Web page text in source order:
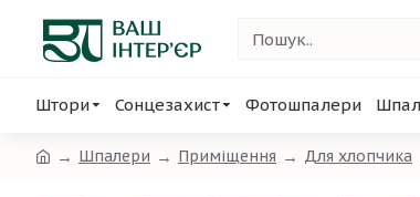
Штори Сонцезахист Фотошпалери
Шпалери Приміщення Для хлопчика